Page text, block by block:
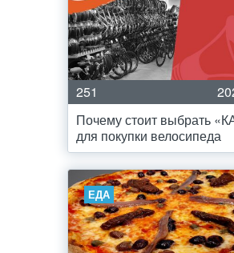
251
Почему стоит выбрать
для покупки велосипеда
ЕДА